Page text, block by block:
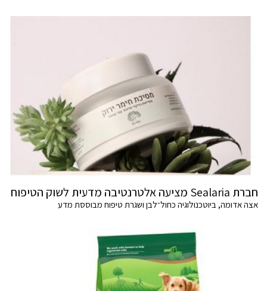
חברת Sealaria מציעה אלטרנטיבה מדעית לשוק הטיפוח
אצה אדומה, ביוטכנולוגיה כחול־לבן ושגרת טיפוח מבוססת מדע